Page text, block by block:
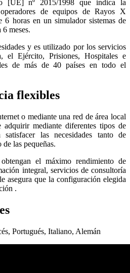
[UE] nº 2015/1998 que indica la
de equipos de Rayos X
6 horas en un simulador sistemas de
meses.
y es utilizado por los servicios
el Ejército, Prisiones, Hospitales e
de más de 40 países en todo el
flexibles
o mediante una red de área local
mediante diferentes tipos de
satisfacer las necesidades tanto de
las pequeñas.
el máximo rendimiento de
integral, servicios de consultoría
asegura que la configuración elegida
.
Portugués, Italiano, Alemán